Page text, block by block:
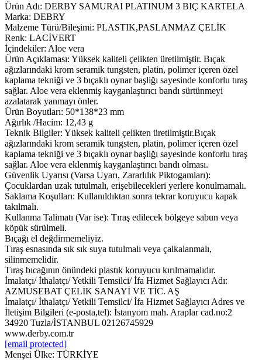
Ürün Adı: DERBY SAMURAI PLATINUM 3 BIÇ KARTELA
Marka: DEBRY
Malzeme Türü/Bileşimi: PLASTIK,PASLANMAZ ÇELİK
Renk: LACİVERT
İçindekiler: Aloe vera
Ürün Açıklaması: Yüksek kaliteli çelikten üretilmiştir. Bıçak
ağızlarındaki krom seramik tungsten, platin, polimer içeren özel
kaplama tekniği ve 3 bıçaklı oynar başliğı sayesinde konforlu tıraş
sağlar. Aloe vera eklenmiş kayganlaştırıcı bandı sürtünmeyi
azalatarak yanmayı önler.
Ürün Boyutları: 50*138*23 mm
Ağırlık /Hacim: 12,43 g
Teknik Bilgiler: Yüksek kaliteli çelikten üretilmiştir.Bıçak
ağızlarındaki krom seramik tungsten, platin, polimer içeren özel
kaplama tekniği ve 3 bıçaklı oynar başliğı sayesinde konforlu tıraş
sağlar. Aloe vera eklenmiş kayganlaştırıcı bandı olması.
Güvenlik Uyarısı (Varsa Uyarı, Zararlılık Piktogamları):
Çocuklardan uzak tutulmalı, erişebilecekleri yerlere konulmamalı.
Saklama Koşulları: Kullanıldıktan sonra tekrar koruyucu kapak
takılmalı.
Kullanma Talimatı (Var ise): Tıraş edilecek bölgeye sabun veya
köpük sürülmeli.
Bıçağı el değdirmemeliyiz.
Tıraş esnasında sık sık suya tutulmalı veya çalkalanmalı,
silinmemelidir.
Tıraş bıcağının önündeki plastık koruyucu kırılmamalıdır.
İmalatçı/ İthalatçı/ Yetkili Temsilci/ İfa Hizmet Sağlayıcı Adı:
AZMUSEBAT ÇELİK SANAYİ VE TİC. AŞ
İmalatçı/ İthalatçı/ Yetkili Temsilci/ İfa Hizmet Sağlayıcı Adres ve
İletişim Bilgileri (e-posta,tel): İstanyom mah. Araplar cad.no:2
34920 Tuzla/İSTANBUL 02126745929
www.derby.com.tr
[email protected]
Menşei Ülke: TÜRKİYE